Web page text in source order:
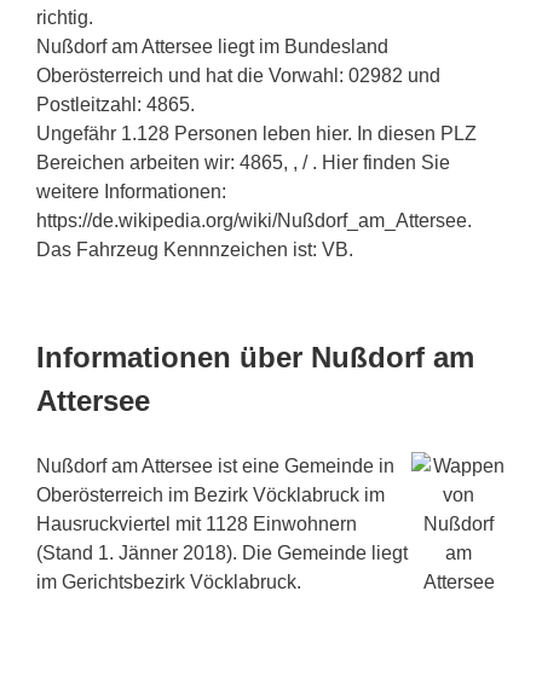
richtig.
Nußdorf am Attersee liegt im Bundesland
Oberösterreich und hat die Vorwahl: 02982 und
Postleitzahl: 4865.
Ungefähr 1.128 Personen leben hier. In diesen PLZ
Bereichen arbeiten wir: 4865, , / . Hier finden Sie
weitere Informationen:
https://de.wikipedia.org/wiki/Nußdorf_am_Attersee.
Das Fahrzeug Kennnzeichen ist: VB.
Informationen über Nußdorf am
Attersee
Nußdorf am Attersee ist eine Gemeinde in
Oberösterreich im Bezirk Vöcklabruck im
Hausruckviertel mit 1128 Einwohnern
(Stand 1. Jänner 2018). Die Gemeinde liegt
im Gerichtsbezirk Vöcklabruck.